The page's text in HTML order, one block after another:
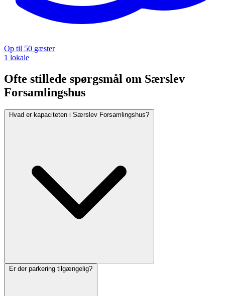
Op til 50 gæster
1 lokale
Ofte stillede spørgsmål om Særslev
Forsamlingshus
Hvad er kapaciteten i Særslev Forsamlingshus?
Er der parkering tilgængelig?